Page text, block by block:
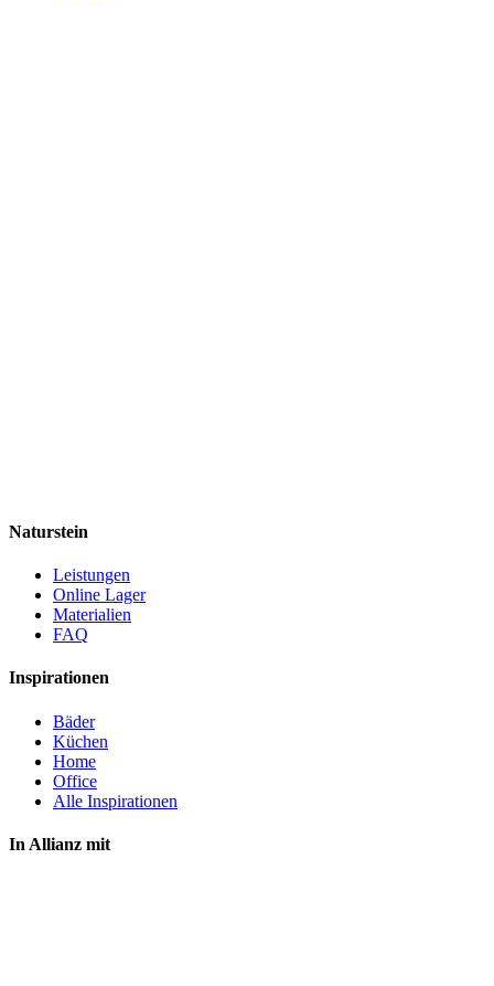
Naturstein
Leistungen
Online Lager
Materialien
FAQ
Inspirationen
Bäder
Küchen
Home
Office
Alle Inspirationen
In Allianz mit